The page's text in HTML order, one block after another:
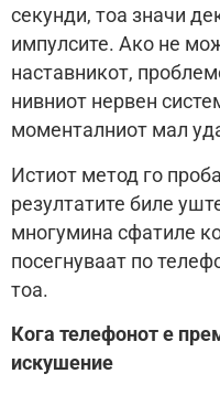
секунди, тоа значи
импулсите. Ако не
наставникот,
нивниот нервен
моменталниот мал
Истиот метод го
резултатите биле
многумина сфатиле
посегнуваат по
тоа.
Кога телефонот е
искушение